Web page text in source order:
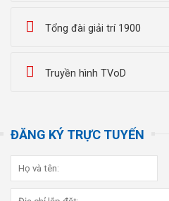
Tổng đài giải trí 1900
Truyền hình TVoD
ĐĂNG KÝ TRỰC TUYẾN